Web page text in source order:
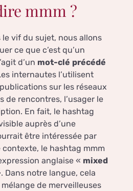
mmm ?
le vif du sujet, nous allons
ce que c’est qu’un
d’un mot-clé précédé
internautes l’utilisent
sur les réseaux
de rencontres, l’usager le
En fait, le hashtag
auprès d’une
être intéressée par
contexte, le hashtag mmm
anglaise « mixed
Dans notre langue, cela
de merveilleuses